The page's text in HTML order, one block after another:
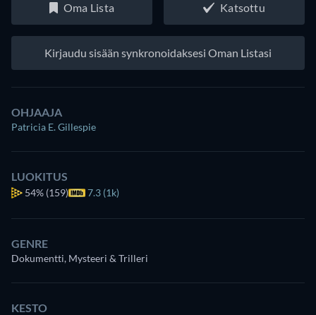
Oma Lista Katsottu
Kirjaudu sisään synkronoidaksesi Oman Listasi
OHJAAJA
Patricia E. Gillespie
LUOKITUS
54% (159) 7.3 (1k)
GENRE
Dokumentti, Mysteeri & Trilleri
KESTO